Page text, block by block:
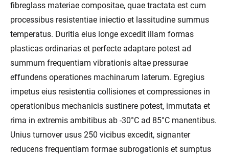
fibreglass materiae compositae, quae tractata est cum
processibus resistentiae iniectio et lassitudine summus
temperatus. Duritia eius longe excedit illam formas
plasticas ordinarias et perfecte adaptare potest ad
summum frequentiam vibrationis altae pressurae
effundens operationes machinarum laterum. Egregius
impetus eius resistentia collisiones et compressiones in
operationibus mechanicis sustinere potest, immutata et
rima in extremis ambitibus ab -30°C ad 85°C manentibus.
Unius turnover usus 250 vicibus excedit, signanter
reducens frequentiam formae subrogationis et sumptus